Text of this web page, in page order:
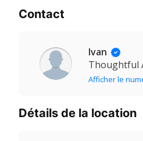
Contact
Ivan
Thoughtful
Afficher le
Détails de la location